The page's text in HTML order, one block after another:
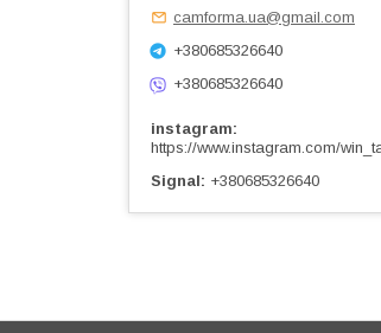
camforma.ua@gmail.com
+380685326640
+380685326640
instagram
https://www.instagram.com/
Signal
+380685326640